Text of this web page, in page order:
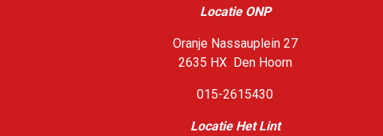
Locatie ONP
Oranje Nassauplein 27
2635 HX Den Hoorn
015-2615430
Locatie Het Lint